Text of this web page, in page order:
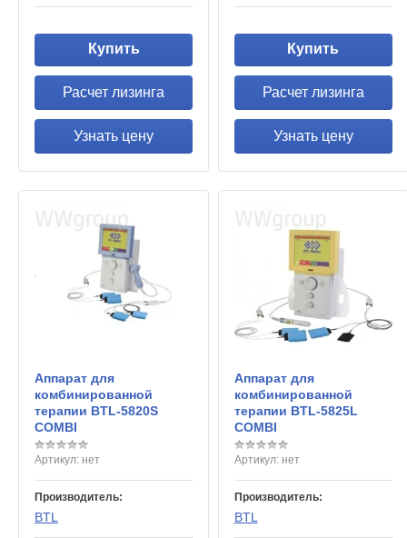
Купить
Расчет лизинга
Узнать цену
Купить
Расчет лизинга
Узнать цену
Аппарат для
комбинированной
терапии BTL-5820S
COMBI
Артикул: нет
Производитель:
BTL
Аппарат для
комбинированной
терапии BTL-5825L
COMBI
Артикул:нет
Производитель:
BTL